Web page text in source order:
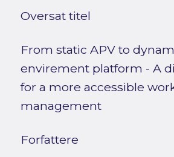
Oversat titel
From static APV to
envirement platform - A
for a more accessible
management
Forfattere